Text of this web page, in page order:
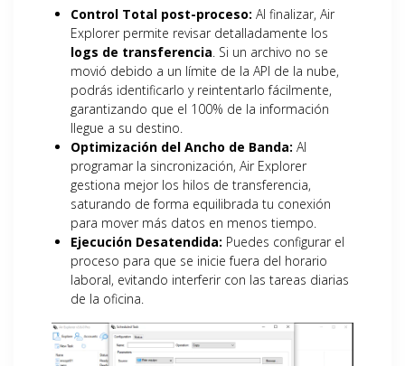
Control Total post-proceso: Al finalizar, Air
Explorer permite revisar detalladamente los
logs de transferencia . Si un archivo no se
movió debido a un límite de la API de la nube,
podrás identificarlo y reintentarlo fácilmente,
garantizando que el 100% de la información
llegue a su destino.
Optimización del Ancho de Banda: Al
programar la sincronización, Air Explorer
gestiona mejor los hilos de transferencia,
saturando de forma equilibrada tu conexión
para mover más datos en menos tiempo.
Ejecución Desatendida: Puedes configurar el
proceso para que se inicie fuera del horario
laboral, evitando interferir con las tareas diarias
de la oficina.